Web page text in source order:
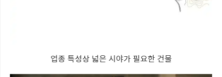
업종 특성상 넓은 시야가 필요한 건물